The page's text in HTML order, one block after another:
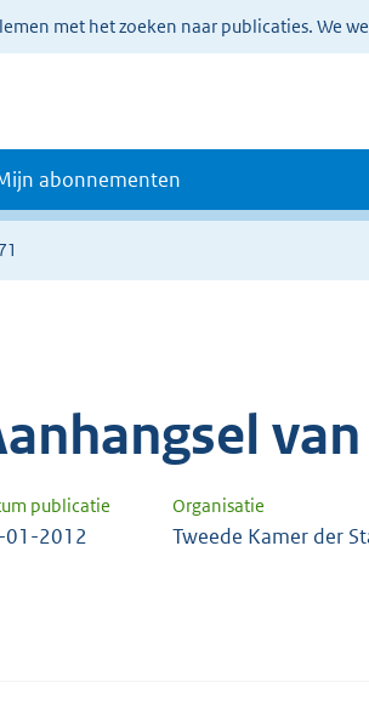
met het zoeken naar publicaties. We
abonnementen
publicatie Organisatie
01-2012 Tweede Kamer der